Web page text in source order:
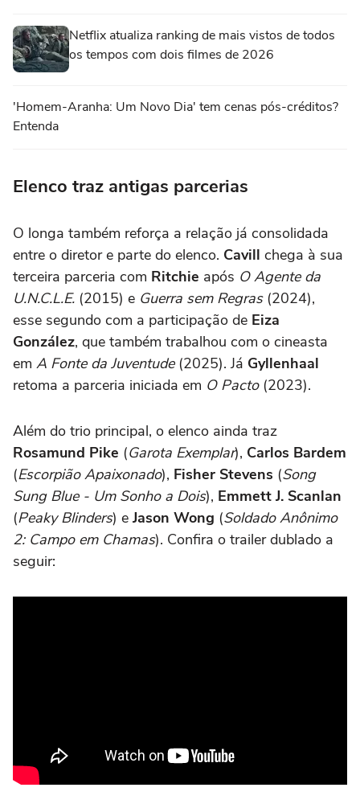
Netflix atualiza ranking de mais vistos de todos
os tempos com dois filmes de 2026
'Homem-Aranha: Um Novo Dia' tem cenas pós-créditos?
Entenda
Elenco traz antigas parcerias
O longa também reforça a relação já consolidada
entre o diretor e parte do elenco. Cavill chega à sua
terceira parceria com Ritchie após O Agente da
U.N.C.L.E. (2015) e Guerra sem Regras(2024),
esse segundo com a participação de Eiza
González, que também trabalhou com o cineasta
em A Fonte da Juventude(2025). Já Gyllenhaal
retoma a parceria iniciada em O Pacto(2023).
Além do trio principal, o elenco ainda traz
Rosamund Pike (Garota Exemplar), Carlos Bardem
(Escorpião Apaixonado), Fisher Stevens (Song
Sung Blue - Um Sonho a Dois), Emmett J. Scanlan
(Peaky Blinders) e Jason Wong (Soldado Anônimo
2: Campo em Chamas). Confira o trailer dublado a
seguir: